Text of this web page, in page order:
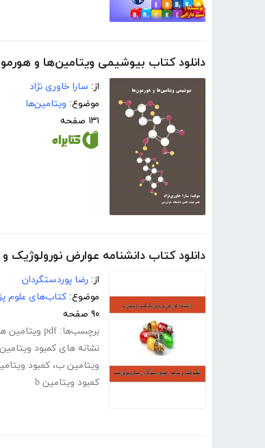
دانلود کتاب بیوشیمی ویتامین‌ها و
از: سارا خاوری نژاد
موضوع: ویتامین‌ها
۱۳۱ صفحه
دانلود کتاب دانشنامه عوارض
از: رضا پوردستگردان
موضوع: کتاب‌های علوم
۹۰ صفحه
برچسب‌ها: pdf ویتامین ها
نشانه های کمبود
ویتامین ب، کمبود
کمبود ویتامین b